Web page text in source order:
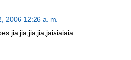
2006 12:26 a. m.
jia,jia,jia,jia,jaiaiaiaia